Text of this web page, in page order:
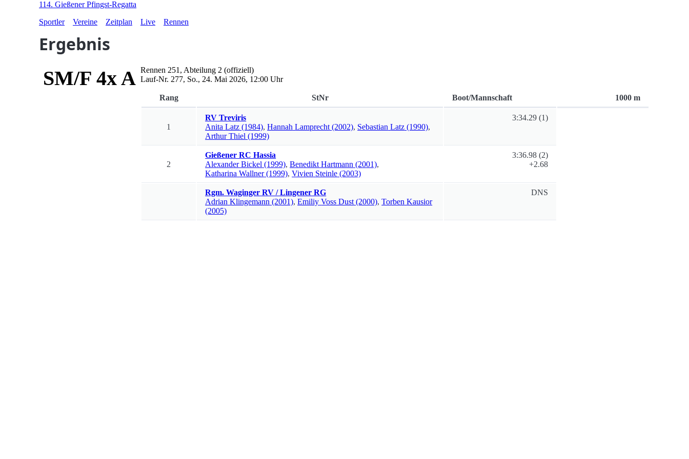
114. Gießener Pfingst-Regatta
Sportler
Vereine Zeitplan Live Rennen
Ergebnis
SM/F 4x A Rennen 251 , Abteilung 2 (offiziell)
Lauf-Nr. 277, So., 24. Mai 2026, 12:00 Uhr
Rang StNr Boot/Mannschaft 1000 m
1
RV Treviris
Anita Latz (1984),Hannah Lamprecht (2002), Sebastian Latz (1990),
Arthur Thiel (1999)
3:34.29(1)
2
Gießener RC Hassia
Alexander Bickel (1999),Benedikt Hartmann (2001),
Katharina Wallner (1999),Vivien Steinle (2003)
3:36.98(2)
+2.68
Rgm. Waginger RV / Lingener RG
Adrian Klingemann (2001),Emiliy Voss Dust (2000),Torben Kausior
(2005)
DNS